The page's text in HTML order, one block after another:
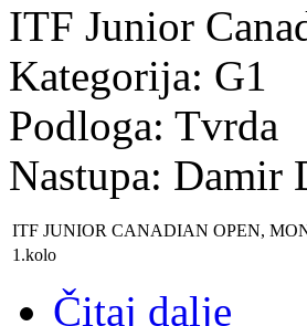
ITF Junior
Kategorija: G1
Podloga: Tvrda
Nastupa: Damir
ITF JUNIOR CANADIAN OPEN,
1.kolo
Čitaj dalje